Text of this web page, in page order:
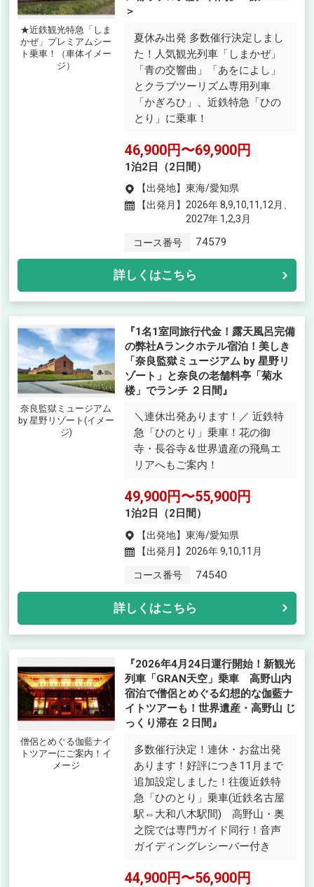
★近鉄観光特急「しま
かぜ」プレミアムシー
ト乗車！（車体イメー
ジ）
＞
夏休み出発 多数催行決定しまし
た！人気観光列車「しまかぜ」
「青の交響曲」「あをによし」
とクラブツーリズム専用列車
「かぎろひ」、近鉄特急「ひの
とり」に乗車！
46,900円〜69,900円
1泊2日（2日間）
【出発地】 東海/愛知県
【出発月】 2026年 8,9,10,11,12月、
2027年 1,2,3月
コース番号 74579
詳しくはこちら
奈良監獄ミュージアム
by 星野リゾート(イメー
ジ)
『1名1室同旅行代金！露天風呂完備
の弊社Aランクホテル宿泊！美しき
「奈良監獄ミュージアム by 星野リ
ゾート」と奈良の老舗料亭「菊水
楼」でランチ ２日間』
＼連休出発あります！／ 近鉄特
急「ひのとり」乗車！花の御
寺・長谷寺＆世界遺産の飛鳥エ
リアへもご案内！
49,900円〜55,900円
1泊2日（2日間）
【出発地】 東海/愛知県
【出発月】 2026年 9,10,11月
コース番号 74540
詳しくはこちら
僧侶とめぐる伽藍ナイ
トツアーにご案内！イ
メージ
『2026年4月24日運行開始！新観光
列車「GRAN天空」乗車 高野山内
宿泊で僧侶とめぐる幻想的な伽藍ナ
イトツアーも！世界遺産・高野山 じ
っくり滞在 ２日間』
多数催行決定！連休・お盆出発
あります！好評につき11月まで
追加設定しました！往復近鉄特
急「ひのとり」乗車(近鉄名古屋
駅⇔大和八木駅間) 高野山・奥
之院では専門ガイド同行！音声
ガイディングレシーバー付き
44,900円〜56,900円